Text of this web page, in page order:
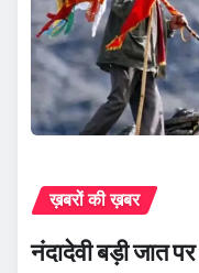
ख़बरों की ख़बर
नंदादेवी बड़ी जात